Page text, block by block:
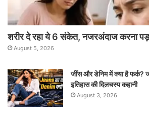
शरीर दे रहा ये 6 संकेत, नजरअंदाज करना पड़
August 5, 2026
जींस और डेनिम में क्या है फर्क?
इतिहास की दिलचस्प कहानी
August 3, 2026